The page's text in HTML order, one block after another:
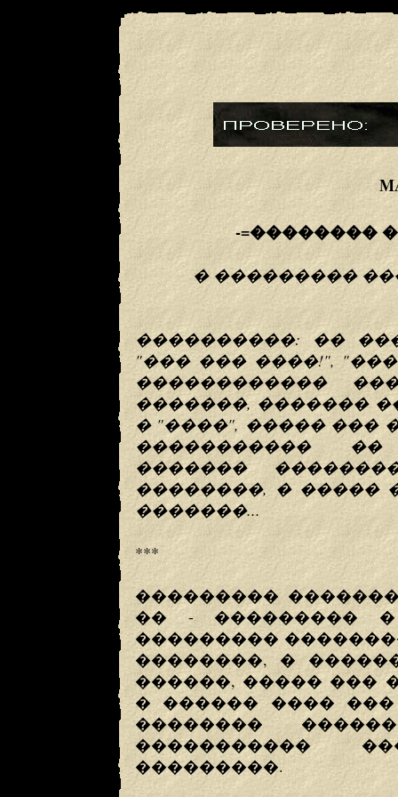
-=��������
� ���������
����������: ��
"��� ��� ����!",
������������
�������, �������
� "����", ����� ���
�����������
�������
��������, � �����
�������...
***
���������
�� - ���������
���������
��������, �
������, ����� ���
� ������ ����
��������
�����������
���������.